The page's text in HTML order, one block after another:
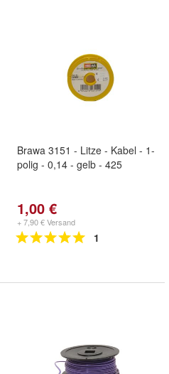
Brawa 3151 - Litze - Kabel - 1-
polig - 0,14 - gelb - 425
1,00 €
+ 7,90 € Versand
1